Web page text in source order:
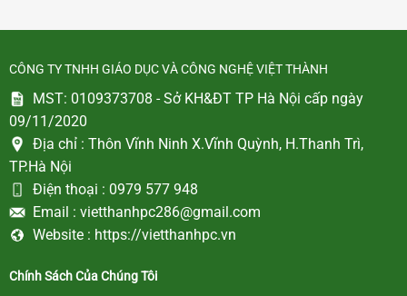
CÔNG TY TNHH GIÁO DỤC VÀ CÔNG NGHỆ VIỆT THÀNH
MST: 0109373708 - Sở KH&ĐT TP Hà Nội cấp ngày
09/11/2020
Địa chỉ : Thôn Vĩnh Ninh X.Vĩnh Quỳnh, H.Thanh Trì,
TP.Hà Nội
Điện thoại : 0979 577 948
Email : vietthanhpc286@gmail.com
Website : https://vietthanhpc.vn
Chính Sách Của Chúng Tôi